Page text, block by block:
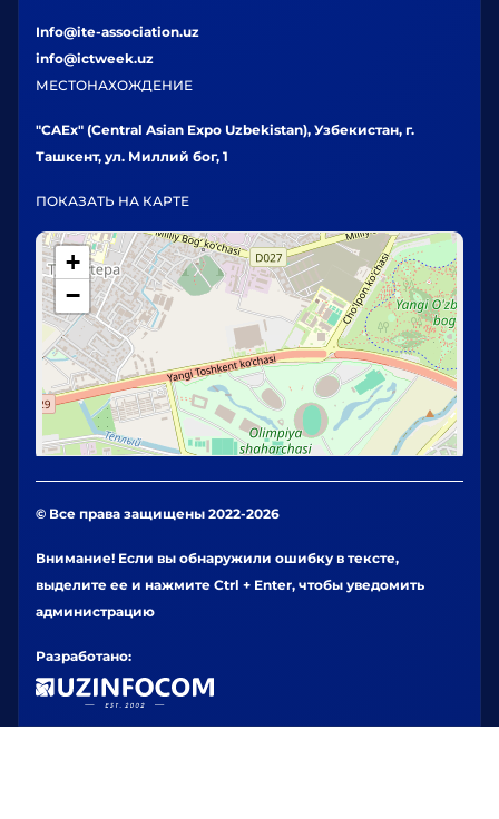
Info@ite-association.uz
info@ictweek.uz
МЕСТОНАХОЖДЕНИЕ
"CAEx" (Central Asian Expo Uzbekistan), Узбекистан, г.
Ташкент, ул. Миллий бог, 1
ПОКАЗАТЬ НА КАРТЕ
+
−
© Все права защищены 2022-2026
Внимание! Если вы обнаружили ошибку в тексте,
выделите ее и нажмите Ctrl + Enter, чтобы уведомить
администрацию
Разработано: